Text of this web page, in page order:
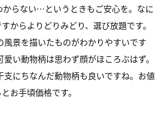
からない…というときもご安心を。なに
からよりどりみどり、選び放題です。
風景を描いたものがわかりやすいです
い動物柄は思わず顔がほころぶはず。
支にちなんだ動物柄も良いですね。お値
お手頃価格です。